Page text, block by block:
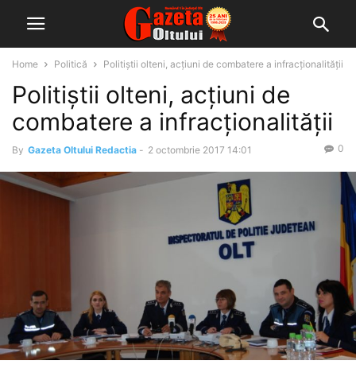
Home Politică Politiștii olteni, acțiuni de combatere a infracţionalităţii
Politiștii olteni, acțiuni de
combatere a infracţionalităţii
By Gazeta Oltului Redactia - 2 octombrie 2017 14:01 0